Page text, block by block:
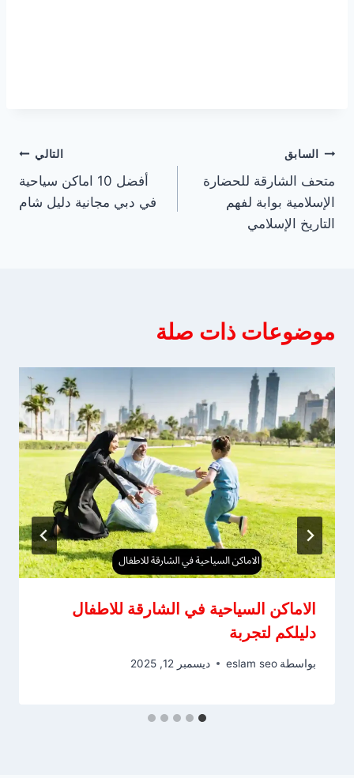
تصفّح
المقالات
السابق
متحف الشارقة للحضارة
الإسلامية بوابة لفهم
التاريخ الإسلامي
التالي
أفضل 10 اماكن سياحية
في دبي مجانية دليل شام
موضوعات ذات صلة
الاماكن السياحية في الشارقة للاطفال
دليلكم لتجربة
بواسطة eslam seo ديسمبر 12, 2025